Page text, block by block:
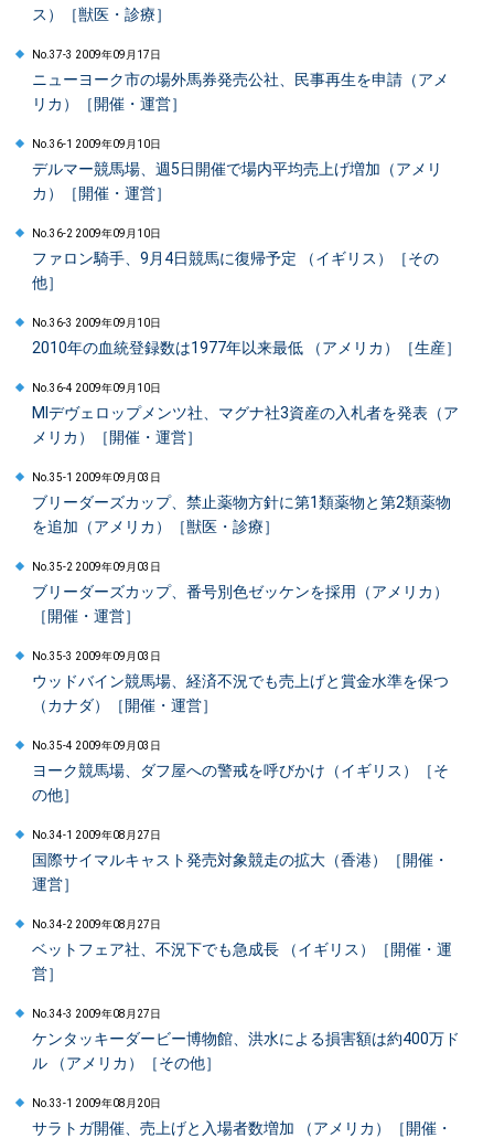
ス）［獣医・診療］
No.37-3 2009年09月17日
ニューヨーク市の場外馬券発売公社、民事再生を申請（アメ
リカ）［開催・運営］
No.36-1 2009年09月10日
デルマー競馬場、週5日開催で場内平均売上げ増加（アメリ
カ）［開催・運営］
No.36-2 2009年09月10日
ファロン騎手、9月4日競馬に復帰予定 （イギリス）［その
他］
No.36-3 2009年09月10日
2010年の血統登録数は1977年以来最低 （アメリカ）［生産］
No.36-4 2009年09月10日
MIデヴェロップメンツ社、マグナ社3資産の入札者を発表（ア
メリカ）［開催・運営］
No.35-1 2009年09月03日
ブリーダーズカップ、禁止薬物方針に第1類薬物と第2類薬物
を追加（アメリカ）［獣医・診療］
No.35-2 2009年09月03日
ブリーダーズカップ、番号別色ゼッケンを採用（アメリカ）
［開催・運営］
No.35-3 2009年09月03日
ウッドバイン競馬場、経済不況でも売上げと賞金水準を保つ
（カナダ）［開催・運営］
No.35-4 2009年09月03日
ヨーク競馬場、ダフ屋への警戒を呼びかけ（イギリス）［そ
の他］
No.34-1 2009年08月27日
国際サイマルキャスト発売対象競走の拡大（香港）［開催・
運営］
No.34-2 2009年08月27日
ベットフェア社、不況下でも急成長 （イギリス）［開催・運
営］
No.34-3 2009年08月27日
ケンタッキーダービー博物館、洪水による損害額は約400万ド
ル （アメリカ）［その他］
No.33-1 2009年08月20日
サラトガ開催、売上げと入場者数増加 （アメリカ）［開催・